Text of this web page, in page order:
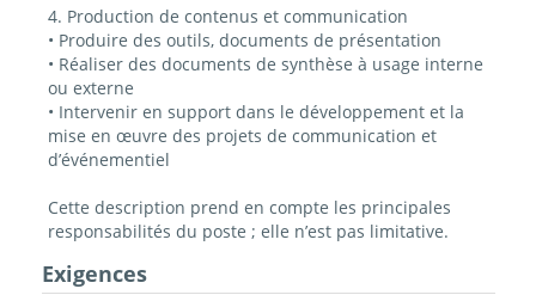
4. Production de contenus et communication
• Produire des outils, documents de présentation
• Réaliser des documents de synthèse à usage interne
ou externe
• Intervenir en support dans le développement et la
mise en œuvre des projets de communication et
d’événementiel
Cette description prend en compte les principales
responsabilités du poste ; elle n’est pas limitative.
Exigences